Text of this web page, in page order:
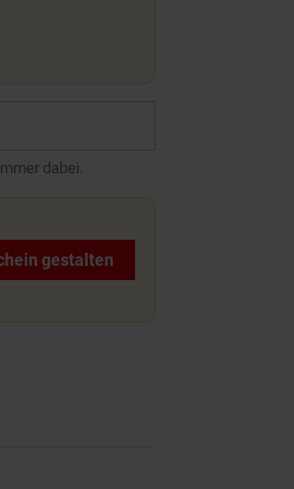
dabei.
gestalten